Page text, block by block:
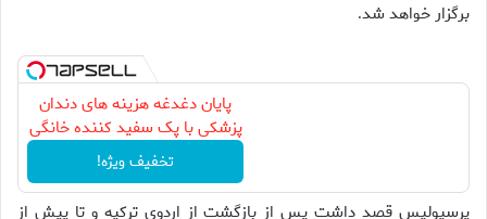
برگزار خواهد شد.
پایان دغدغه هزینه های دندان
پزشکی با پک سفید کننده خانگی
تخفیف ویژه!
پرسپوليس قصد داشت پس از بازگشت از اردوي تركيه و تا پيش از